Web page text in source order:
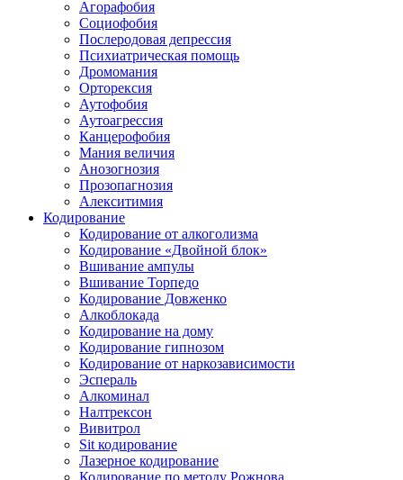
Агорафобия
Социофобия
Послеродовая депрессия
Психиатрическая помощь
Дромомания
Орторексия
Аутофобия
Аутоагрессия
Канцерофобия
Мания величия
Анозогнозия
Прозопагнозия
Алекситимия
Кодирование
Кодирование от алкоголизма
Кодирование «Двойной блок»
Вшивание ампулы
Вшивание Торпедо
Кодирование Довженко
Алкоблокада
Кодирование на дому
Кодирование гипнозом
Кодирование от наркозависимости
Эспераль
Алкоминал
Налтрексон
Вивитрол
Sit кодирование
Лазерное кодирование
Кодирование по методу Рожнова